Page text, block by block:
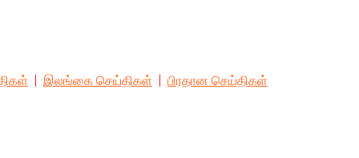
இலங்கை செய்திகள் பிரதான செய்திகள்